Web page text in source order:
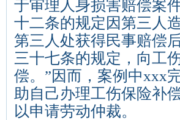
于审理人身损害赔偿案
十二条的规定因第三人
第三人处获得民事赔偿
三十七条的规定，向工
偿。”因而，案例中xxx
助自己办理工伤保险补
以申请劳动仲裁。